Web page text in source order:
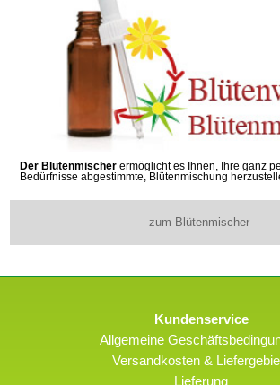
Der Blütenmischer ermöglicht es Ihnen, Ihre ganz
Bedürfnisse abgestimmte, Blütenmischung
zum Blütenmischer
Kundenservice
Allgemeine
Versandkosten &
Lieferung